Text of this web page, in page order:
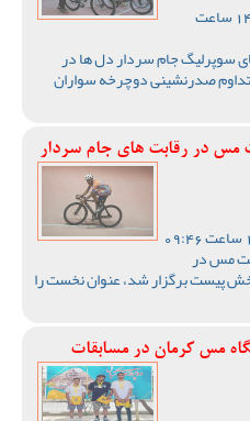
شنبه 17 شهریور ماه 1403 ساعت
سوپرلیگ جام سردار دل ها در
صدرنشینی دوچرخه سواران
در رقابت های جام سردار
مس در
پیست برگزار شد، عنوان نخست را
مس کرمان در مسابقات